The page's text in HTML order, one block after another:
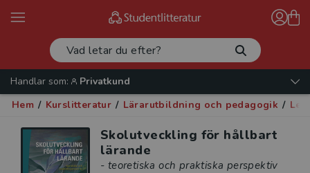
Handlar som:
Privatkund
Hem / Kurslitteratur / Lärarutbildning och pedagogik /
Skolutveckling för hållbart
lärande
- teoretiska och praktiska perspektiv